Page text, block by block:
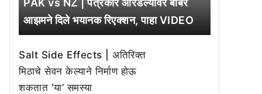
PAK vs NZ | पत्रकार ओरडल्यावर बाबर
आझमने दिले भयानक रिएक्शन, पाहा VIDEO
Salt Side Effects | अतिरिक्त
मिठाचे सेवन केल्याने निर्माण होऊ
शकतात ‘या’ समस्या